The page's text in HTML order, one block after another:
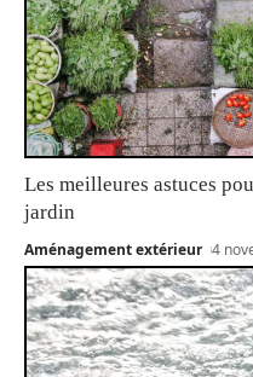
Les meilleures astuces
jardin
Aménagement extérieur 4